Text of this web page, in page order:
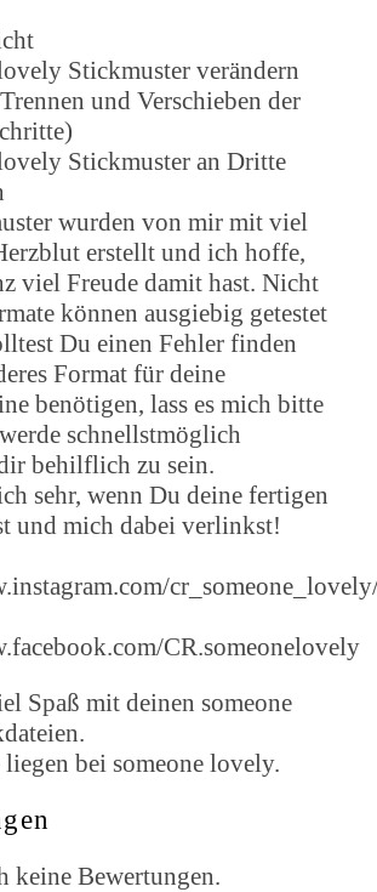
Stickmuster verändern
und Verschieben der
Stickmuster an Dritte
wurden von mir mit viel
erstellt und ich hoffe,
viel Freude damit hast. Nicht
können ausgiebig getestet
Du einen Fehler finden
Format für deine
benötigen, lass es mich bitte
schnellstmöglich
behilflich zu sein.
sehr, wenn Du deine fertigen
und mich dabei verlinkst!
CR.someonelovely
Spaß mit deinen someone
bei someone lovely.
keine Bewertungen.